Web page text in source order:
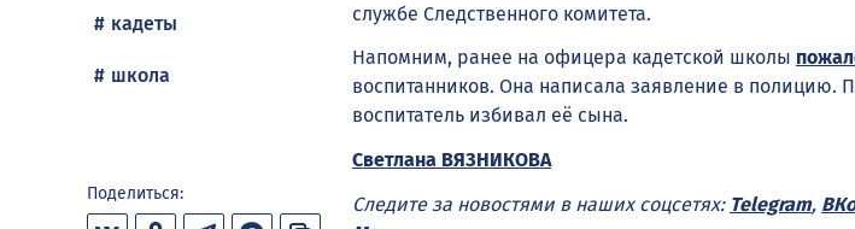
кадеты
школа
Поделиться:
службе Следственного комитета.
Напомним, ранее на офицера кадетской школы
воспитанников. Она написала заявление в
воспитатель избивал её сына.
Светлана ВЯЗНИКОВА
Следите за новостями в наших соцсетях: Telegram,